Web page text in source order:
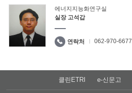
에너지지능화연구실
실장 고석갑
연락처 062-970-6677
클린ETRI e-신문고